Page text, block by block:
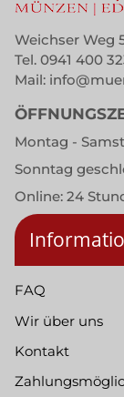
Weichser Weg
Tel. 0941 400
Mail:
Montag -
Sonntag
Online: 24
FAQ
Wir über uns
Kontakt